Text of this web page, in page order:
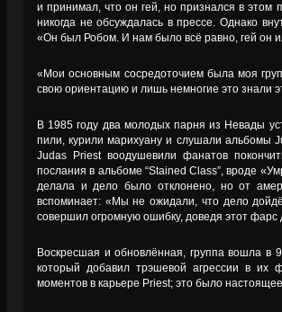
и принимал, что он гей, но признался в этом
никогда не обсуждалась в прессе. Однако
«Он был Робом. И нам было всё равно, гей он
«Мои основным сосредоточием была моя
свою ориентацию и лишь немногие это знали
В 1985 году два молодых парня из Невады
пили, курили марихуану и слушали альбомы
Judas Priest воодушевили фанатов
послания в альбоме “Stained Class”, вроде
делала и дело было отклонено, но от
вспоминает: «Мы не ожидали, что дело
совершил огромную ошибку, доведя этот фарс
Воскресшая и обновлённая, группа вошла в
который добавил трэшевой агрессии в
моментов в карьере Priest; это было